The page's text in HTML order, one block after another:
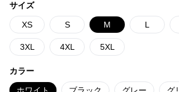
サイズ
XS S M L
3XL 4XL 5XL
カラー